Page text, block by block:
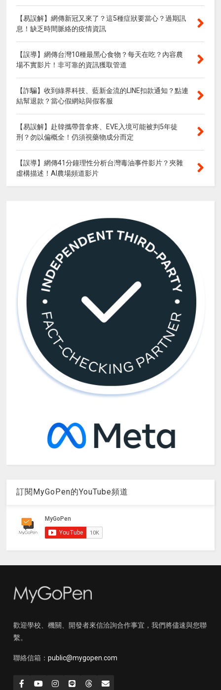
【易誤解】網傳新冠又來了？這5種症狀要當心？過期訊
息！缺乏時間脈絡的疫情資訊
【誤導】網傳台灣10種最黑心食物？每天在吃？內容農
場不實影片！非可靠的資訊獲取管道
【詐騙】收到綠界科技、藍新金流的LINE扣款通知？點連
結幫退款？當心假網站與假客服
【易誤解】赴韓攜帶普拿疼、EVE入境可能被判5年徒
刑？勿以偏概全！仍須視藥物成分而定
【誤導】網傳41分鐘理性分析台灣毒油事件影片？夾雜
虛構描述！AI農場頻道影片
訂閱MyGoPen的YouTube頻道
歡迎學校、機關、開發者來信洽詢合作事宜，我們將儘速與您聯
繫。
聯絡信箱： public@mygopen.com